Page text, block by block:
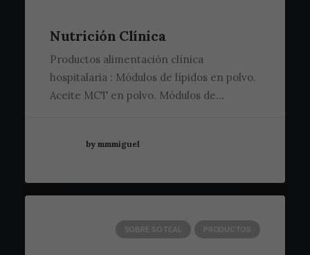
Nutrición Clínica
Productos alimentación clínica
hospitalaria : Módulos de lípidos en polvo.
Aceite MCT en polvo. Módulos de…
by mmmiguel
SOBRE SOTEAL PRODUCTOS